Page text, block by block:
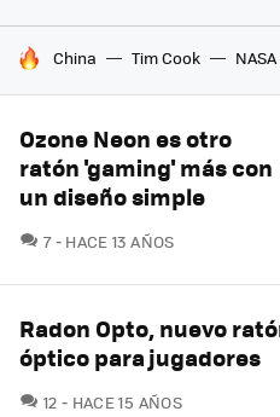
HOY SE HABLA DE
China Tim Cook NASA
Ozone Neon es otro
ratón 'gaming' más con
un diseño simple
7COMENTARIOS
HACE 13 AÑOS
Radon Opto, nuevo
óptico para jugadores
12 COMENTARIOS
HACE 15 AÑOS